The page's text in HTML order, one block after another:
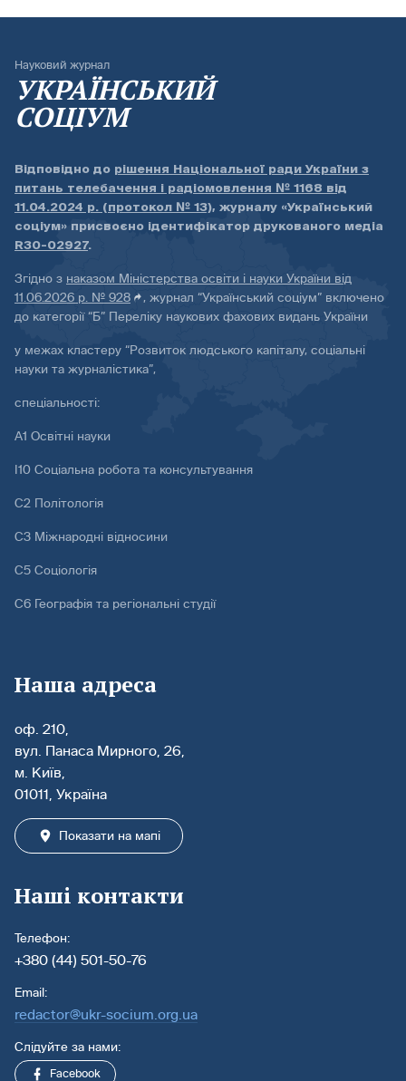
Науковий журнал
УКРАЇНСЬКИЙ
СОЦІУМ
Відповідно до рішення Національної ради України з
питань телебачення і радіомовлення № 1168 від
11.04.2024 р. (протокол № 13), журналу «Український
соціум» присвоєно ідентифікатор друкованого медіа
R30-02927.
Згідно з наказом Міністерства освіти і науки України від
11.06.2026 р. № 928
, журнал “Український соціум” включено
до категорії “Б” Переліку наукових фахових видань України
у межах кластеру “Розвиток людського капіталу, соціальні
науки та журналістика”,
спеціальності:
А1 Освітні науки
І10 Соціальна робота та консультування
С2 Політологія
С3 Міжнародні відносини
С5 Соціологія
С6 Географія та регіональні студії
Наша адреса
оф. 210,
вул. Панаса Мирного, 26,
м. Київ,
01011, Україна
Показати на мапі
Наші контакти
Телефон:
+380 (44) 501-50-76
Email:
redactor@ukr-socium.org.ua
Слідуйте за нами:
Facebook